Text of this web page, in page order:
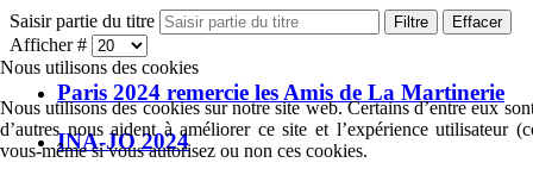
Saisir partie du titre Filtre Effacer
Afficher #
Paris 2024 remercie les Amis de La Martinerie
INA-JO 2024
Nous utilisons des cookies
Nous utilisons des cookies sur notre site web. Certains d’entre eux
d’autres nous aident à améliorer ce site et l’expérience utilisateur
vous-même si vous autorisez ou non ces cookies.